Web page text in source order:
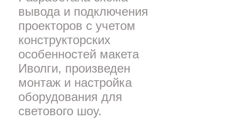
вывода и подключения
проекторов с учетом
конструкторских
особенностей макета
Иволги, произведен
монтаж и настройка
оборудования для
светового шоу.